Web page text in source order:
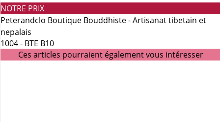
NOTRE PRIX
Peterandclo Boutique Bouddhiste - Artisanat tibetain et
nepalais
1004 - BTE B10
Ces articles pourraient également vous intéresser